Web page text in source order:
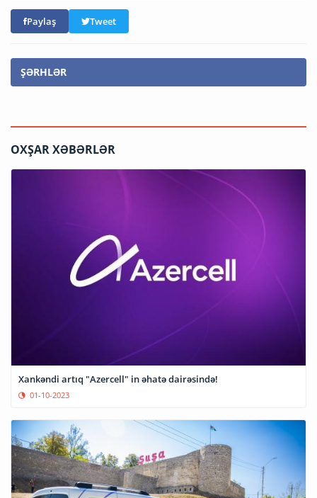
Paylaş Tweet
ŞƏRHLƏR
OXŞAR XƏBƏRLƏR
Xankəndi artıq "Azercell" in əhatə dairəsində!
01-10-2023